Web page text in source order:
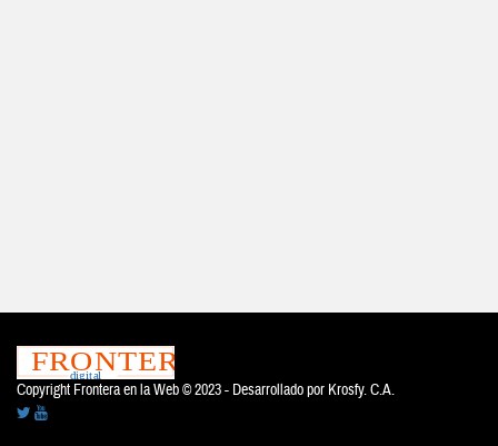
Copyright Frontera en la Web © 2023 - Desarrollado por Krosfy. C.A.